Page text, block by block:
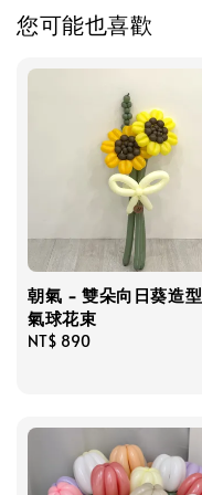
您可能也喜歡
朝氣 - 雙朵向日葵造型
氣球花束
Regular
NT$ 890